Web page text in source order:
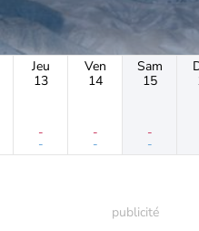
Jeu
13
-
-
Ven
14
-
-
Sam
15
-
-